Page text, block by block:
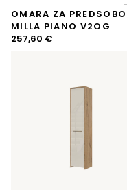
OMARA ZA PREDSOBO
MILLA PIANO V2OG
257,60 €